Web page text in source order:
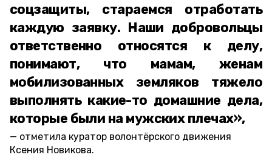
соцзащиты, стараемся отработать
каждую заявку. Наши добровольцы
ответственно относятся к делу,
понимают, что мамам, женам
мобилизованных земляков тяжело
выполнять какие-то домашние дела,
которые были на мужских плечах»,
отметила куратор волонтёрского движения
Ксения Новикова.